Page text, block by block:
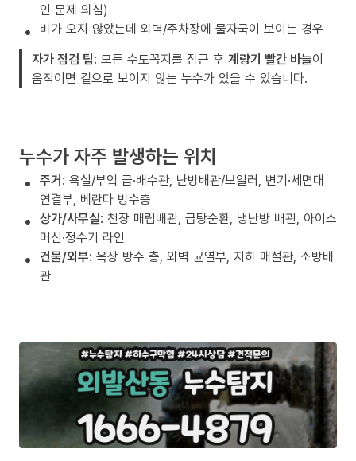
인 문제 의심)
비가 오지 않았는데 외벽/주차장에 물자국이 보이는 경우
자가 점검 팁: 모든 수도꼭지를 잠근 후 계량기 빨간 바늘이
움직이면 겉으로 보이지 않는 누수가 있을 수 있습니다.
누수가 자주 발생하는 위치
주거: 욕실/부엌 급·배수관, 난방배관/보일러, 변기·세면대
연결부, 베란다 방수층
상가/사무실: 천장 매립배관, 급탕순환, 냉난방 배관, 아이스
머신·정수기 라인
건물/외부: 옥상 방수 층, 외벽 균열부, 지하 매설관, 소방배
관